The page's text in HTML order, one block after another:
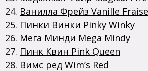
Ванилла Фрейз Vanille Fraise
Пинки Винки Pinky Winky
Мега Минди Mega Mindy
Пинк Квин Pink Queen
Вимс ред Wim’s Red